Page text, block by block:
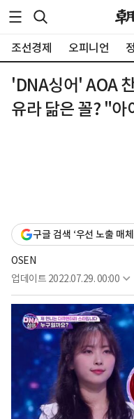
조선경제 오피니언
'DNA싱어' AOA
유라 닮은 꼴? "아
구글 검색 ‘우선 노출 매
OSEN
업데이트 2022.07.29. 00:00